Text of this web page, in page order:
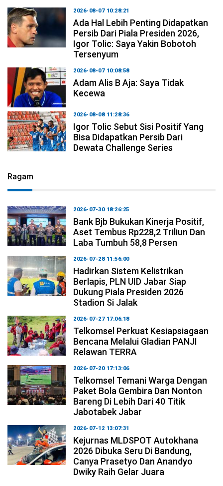
2026-08-07 10:28:21
Ada Hal Lebih Penting Didapatkan
Persib Dari Piala Presiden 2026,
Igor Tolic: Saya Yakin Bobotoh
Tersenyum
2026-08-07 10:08:58
Adam Alis B Aja: Saya Tidak
Kecewa
2026-08-08 11:28:36
Igor Tolic Sebut Sisi Positif Yang
Bisa Didapatkan Persib Dari
Dewata Challenge Series
Ragam
2026-07-30 18:26:25
Bank Bjb Bukukan Kinerja Positif,
Aset Tembus Rp228,2 Triliun Dan
Laba Tumbuh 58,8 Persen
2026-07-28 11:56:00
Hadirkan Sistem Kelistrikan
Berlapis, PLN UID Jabar Siap
Dukung Piala Presiden 2026
Stadion Si Jalak
2026-07-27 17:06:18
Telkomsel Perkuat Kesiapsiagaan
Bencana Melalui Gladian PANJI
Relawan TERRA
2026-07-20 17:13:06
Telkomsel Temani Warga Dengan
Paket Bola Gembira Dan Nonton
Bareng Di Lebih Dari 40 Titik
Jabotabek Jabar
2026-07-12 13:07:31
Kejurnas MLDSPOT Autokhana
2026 Dibuka Seru Di Bandung,
Canya Prasetyo Dan Anandyo
Dwiky Raih Gelar Juara